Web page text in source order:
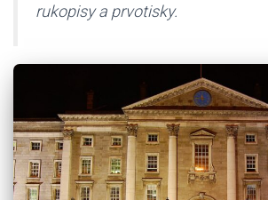
rukopisy a prvotisky.